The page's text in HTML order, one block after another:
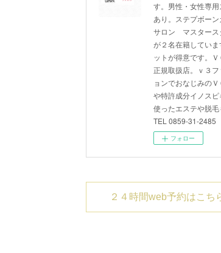
す。男性・女性専
あり。ステプボー
サロン マスタース
が２名在籍していま
ットが得意です。
正規取扱店。ｖ３
ョンでおなじみの
や特許成分イノス
使ったエステや脱
TEL 0859-31-2485
フォロー
２４時間web予約はこち